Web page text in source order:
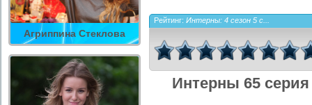
Агриппина Стеклова
Рейтинг: Интерны: 4 сезон 5 с...
Интерны 65